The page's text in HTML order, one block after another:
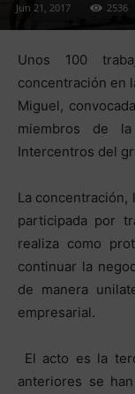
Jun 21, 2017 2536
Unos 100
concentración en
Miguel,
miembros de
Intercentros del
La concentración,
participada por
realiza como
continuar la
de manera
empresarial.
El acto es la
anteriores se